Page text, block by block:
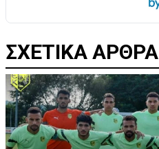
ΣΧΕΤΙΚΑ ΑΡΘΡΑ